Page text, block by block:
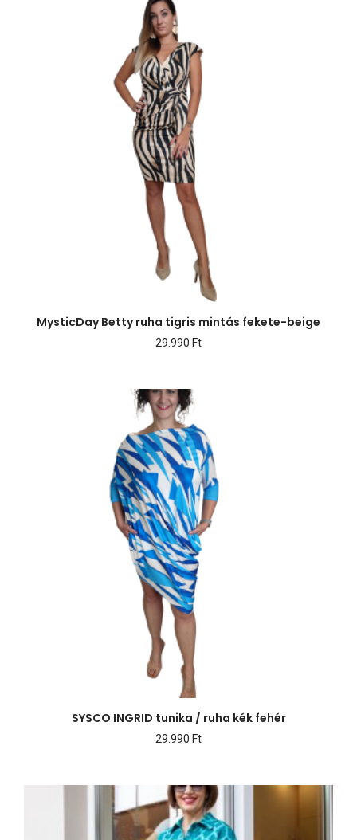
MysticDay Betty ruha tigris mintás fekete-beige
29.990 Ft
SYSCO INGRID tunika / ruha kék fehér
29.990 Ft